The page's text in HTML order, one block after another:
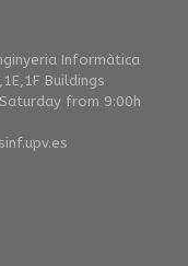
Informàtica
Buildings
from 9:00h